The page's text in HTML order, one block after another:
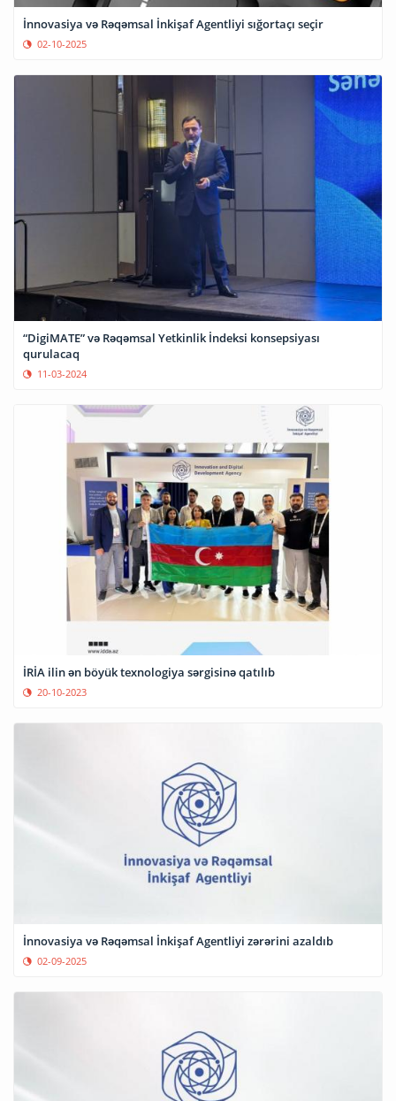
İnnovasiya və Rəqəmsal İnkişaf Agentliyi sığortaçı seçir
02-10-2025
“DigiMATE” və Rəqəmsal Yetkinlik İndeksi konsepsiyası
qurulacaq
11-03-2024
İRİA ilin ən böyük texnologiya sərgisinə qatılıb
20-10-2023
İnnovasiya və Rəqəmsal İnkişaf Agentliyi zərərini azaldıb
02-09-2025